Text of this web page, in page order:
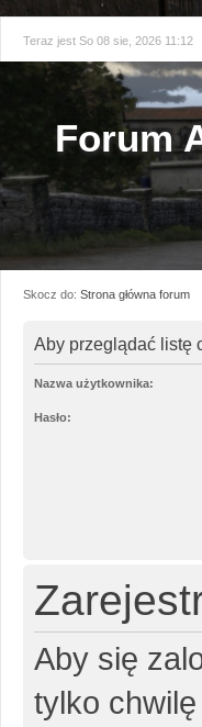
Teraz jest So 08 sie, 2026 11:12
Forum
Skocz do: Strona główna forum
Aby przeglądać listę
Nazwa użytkownika:
Hasło:
Aby się
tylko